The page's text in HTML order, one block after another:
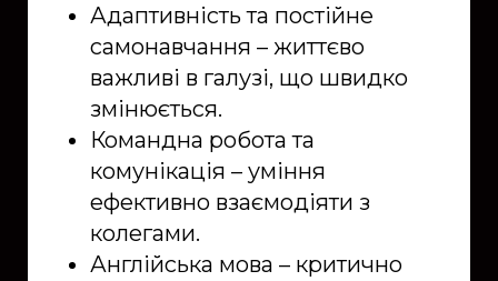
Адаптивність та постійне
самонавчання – життєво
важливі в галузі, що швидко
змінюється.
Командна робота та
комунікація – уміння
ефективно взаємодіяти з
колегами.
Англійська мова – критично